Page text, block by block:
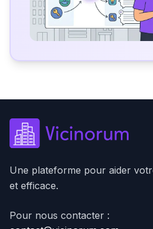
Une plateforme pour aider
et efficace.
Pour nous contacter :